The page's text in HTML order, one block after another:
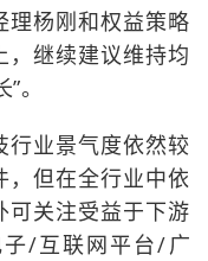
理杨刚和权益策略
，继续建议维持均
。
行业景气度依然较
，但在全行业中依
可关注受益于下游
/互联网平台/广